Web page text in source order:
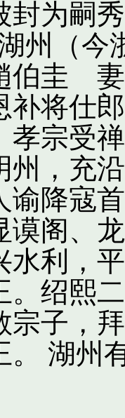
封为嗣
州（今
圭 妻
补将仕
孝宗受
州，充
谕降寇
谟阁、
水利，
。绍熙
宗子，
。 湖州